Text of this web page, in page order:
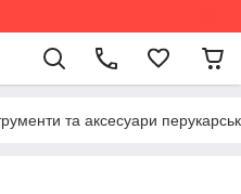
та аксесуари